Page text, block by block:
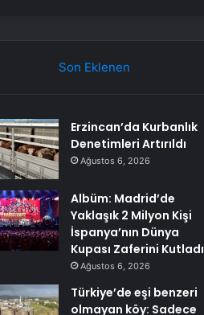
Son Eklenen
Erzincan’da Kurbanlık
Denetimleri Artırıldı
Ağustos 6, 2026
Albüm: Madrid’de
Yaklaşık 2 Milyon Kişi
İspanya’nın Dünya
Kupası Zaferini Kutladı
Ağustos 6, 2026
Türkiye’de eşi benzeri
olmayan köy: Sadece